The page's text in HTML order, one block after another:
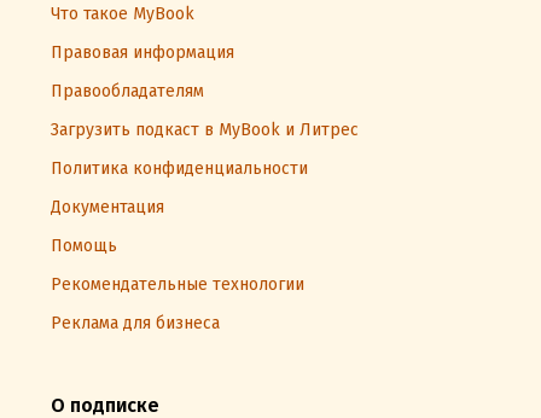
Что такое MyBook
Правовая информация
Правообладателям
Загрузить подкаст в MyBook и Литрес
Политика конфиденциальности
Документация
Помощь
Рекомендательные технологии
Реклама для бизнеса
О подписке